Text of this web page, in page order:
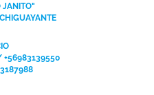
JANITO"
+56983139550